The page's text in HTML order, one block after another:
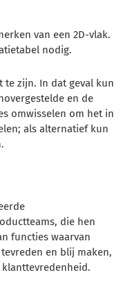
van een 2D-vlak.
nodig.
te zijn. In dat geval kun
en de
omwisselen om het in
als alternatief kun
die hen
functies waarvan
en blij maken,